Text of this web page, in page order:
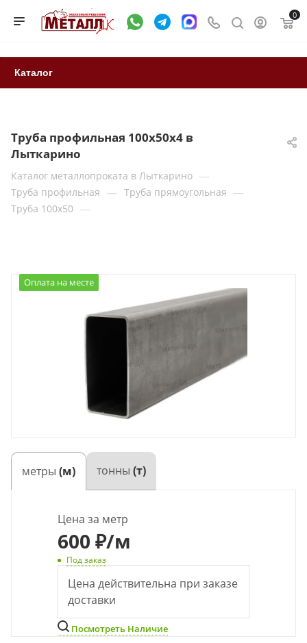
0
Каталог
Труба профильная 100х50х4 в
Лыткарино
Каталог металлопроката в Лыткарино —
Труба профильная — Труба прямоугольная —
Труба 100x50 —
Оплата на месте
метры (м) тонны (т)
Цена за метр
600 ₽/м
Под заказ
Цена действительна при заказе
доставки
Посмотреть Наличие